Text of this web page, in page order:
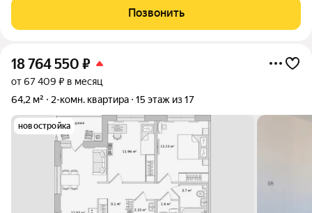
позволяет принимать гостей и уединяться для отдыха. 60 м,
две комнаты, одна из которых
Позвонить
18 764 550 ₽
от 67 409 ₽ в месяц
64,2 м²
2-комн. квартира 15 этаж из 17
новостройка